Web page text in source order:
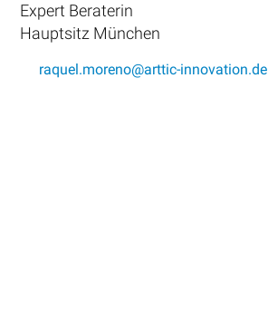
Expert Beraterin
Hauptsitz München
raquel.moreno@arttic-innovation.de